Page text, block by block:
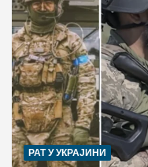
РАТ У УКРАЈИНИ